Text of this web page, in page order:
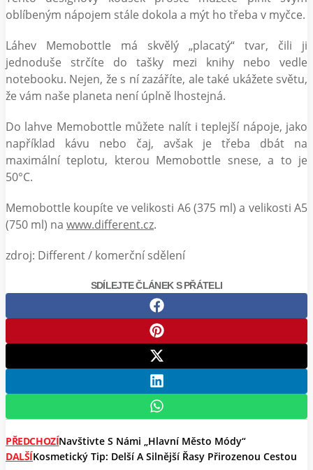
oblíbeným nápojem stále dokola a mýt ho třeba v myčce.
Láhev Memobottle má skvělý „placatý“ tvar, čili ji
jednoduše strčíte do tašky mezi knihy nebo vedle
notebooku. Nejen, že s ní zazáříte, ale také ukážete světu,
že vám naše planeta není úplně lhostejná.
Do lahve Memobottle můžete nalít i teplejší nápoje, jako
například kávu nebo čaj, avšak je třeba dbát na
maximální teplotu, kterou Memobottle snese, a to je
50°C.
Memobottle koupíte ve velikosti A6 (375 ml) a velikosti A5
(750 ml) na www.different.cz.
zdroj: Different / komerční sdělení
SDÍLEJTE ČLÁNEK S PŘÁTELI
PŘEDCHOZÍNavštivte S Námi „Hlavní Město Módy“
DALŠÍKosmetický Tip: Delší A Silnější Řasy Přirozenou Cestou